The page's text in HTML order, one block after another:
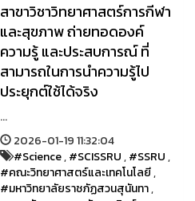
สาขาวิชาวิทยาศาสตร์การกีฬา
และสุขภาพ ถ่ายทอดองค์
ความรู้ และประสบการณ์ ที่
สามารถในการนำความรู้ไป
ประยุกต์ใช้ได้จริง
...
2026-01-19 11:32:04
#Science,#SCISSRU,#SSRU,
#คณะวิทยาศาสตร์และเทคโนโลยี,
#มหาวิทยาลัยราชภัฏสวนสุนันทา,